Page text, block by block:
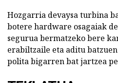
Hozgarria devaysa turbina
botere hardware osagaiak
segurua bermatzeko bere
erabiltzaile eta aditu
polita bigarren bat jartzea